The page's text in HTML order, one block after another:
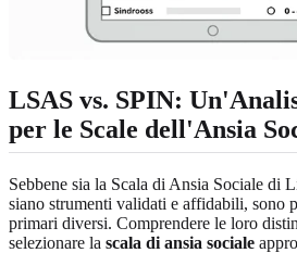
LSAS vs. SPIN:
per le Scale dell'Ansia
Sebbene sia la Scala di Ansia Sociale di
siano strumenti validati e affidabili, sono
primari diversi. Comprendere le loro
selezionare la scala di ansia sociale